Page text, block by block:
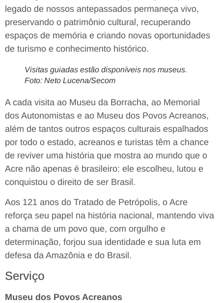
legado de nossos antepassados permaneça vivo,
preservando o patrimônio cultural, recuperando
espaços de memória e criando novas oportunidades
de turismo e conhecimento histórico.
Visitas guiadas estão disponíveis nos museus.
Foto: Neto Lucena/Secom
A cada visita ao Museu da Borracha, ao Memorial
dos Autonomistas e ao Museu dos Povos Acreanos,
além de tantos outros espaços culturais espalhados
por todo o estado, acreanos e turistas têm a chance
de reviver uma história que mostra ao mundo que o
Acre não apenas é brasileiro: ele escolheu, lutou e
conquistou o direito de ser Brasil.
Aos 121 anos do Tratado de Petrópolis, o Acre
reforça seu papel na história nacional, mantendo viva
a chama de um povo que, com orgulho e
determinação, forjou sua identidade e sua luta em
defesa da Amazônia e do Brasil.
Serviço
Museu dos Povos Acreanos